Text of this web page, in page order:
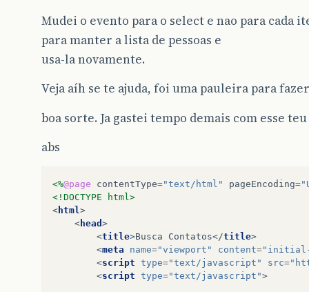
Mudei o evento para o select e nao para cada
para manter a lista de pessoas e
usa-la novamente.
Veja aíh se te ajuda, foi uma pauleira para
boa sorte. Ja gastei tempo demais com esse
abs
<%@page contentType="text/html" pageEncoding=
<!DOCTYPE html>
< html>
< head >
<title>Busca Contatos</title>
<meta name="viewport" content="initial-
<script type="text/javascript" src=
<script type="text/javascript">